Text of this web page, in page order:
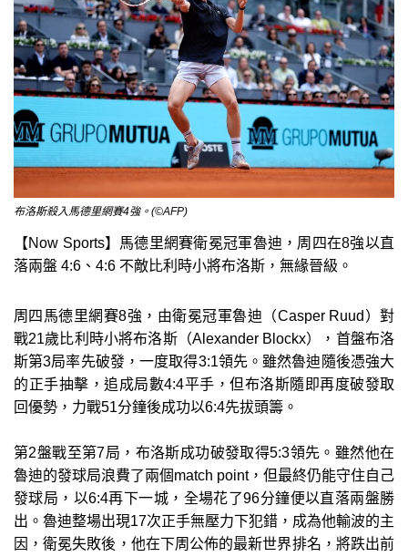
布洛斯殺入馬德里網賽4強。(©AFP)
【Now Sports】馬德里網賽衛冕冠軍魯迪，周四在8強以直
落兩盤 4:6、4:6 不敵比利時小將布洛斯，無緣晉級。
周四馬德里網賽8強，由衛冕冠軍魯迪（Casper Ruud）對
戰21歲比利時小將布洛斯（Alexander Blockx），首盤布洛
斯第3局率先破發，一度取得3:1領先。雖然魯迪隨後憑強大
的正手抽擊，追成局數4:4平手，但布洛斯隨即再度破發取
回優勢，力戰51分鐘後成功以6:4先拔頭籌。
第2盤戰至第7局，布洛斯成功破發取得5:3領先。雖然他在
魯迪的發球局浪費了兩個match point，但最終仍能守住自己
發球局，以6:4再下一城，全場花了96分鐘便以直落兩盤勝
出。魯迪整場出現17次正手無壓力下犯錯，成為他輸波的主
因，衛冕失敗後，他在下周公佈的最新世界排名，將跌出前